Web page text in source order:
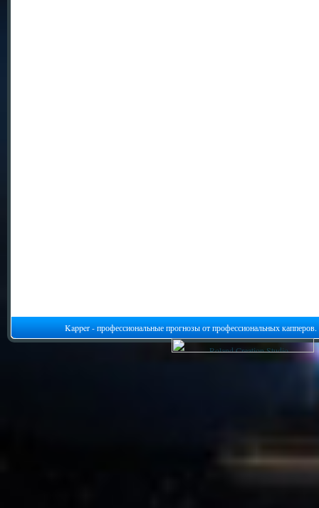
Kapper - профессиональные прогнозы от профессиональных